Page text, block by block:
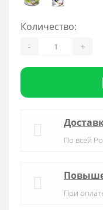
Количество:
- +
По всей
При